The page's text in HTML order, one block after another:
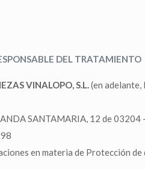
DEL TRATAMIENTO
VINALOPO, S.L.(en adelante,
SANTAMARIA, 12 de 03204
en materia de Protección